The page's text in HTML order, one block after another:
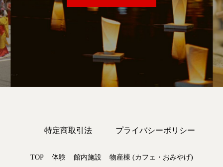
特定商取引法 プライバシーポリシー
TOP 体験 館内施設 物産棟 (カフェ・おみやげ)